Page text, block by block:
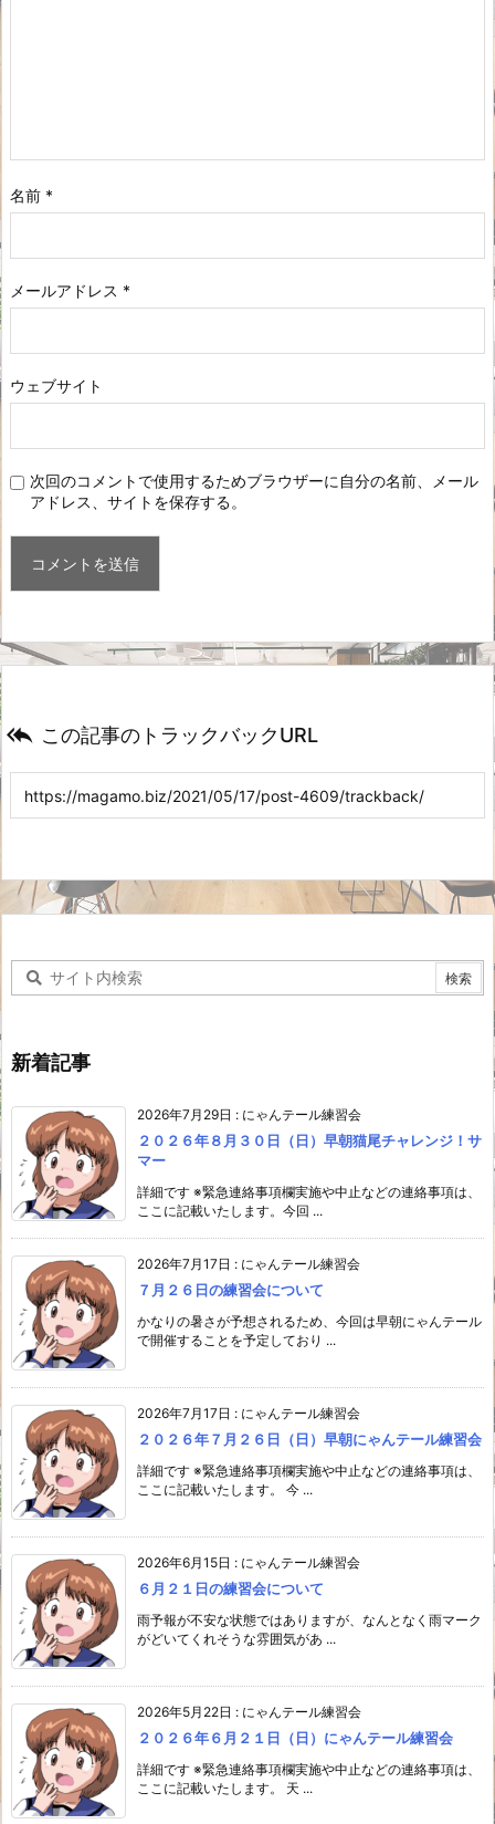
名前 *
メールアドレス *
ウェブサイト
次回のコメントで使用するためブラウザーに自分の名前、メール
アドレス、サイトを保存する。
 この記事のトラックバックURL
新着記事
2026年7月29日 : にゃんテール練習会
２０２６年８月３０日（日）早朝猫尾チャレンジ！サ
マー
詳細です ※緊急連絡事項欄実施や中止などの連絡事項は、
ここに記載いたします。今回 ...
2026年7月17日 : にゃんテール練習会
７月２６日の練習会について
かなりの暑さが予想されるため、今回は早朝にゃんテール
で開催することを予定しており ...
2026年7月17日 : にゃんテール練習会
２０２６年７月２６日（日）早朝にゃんテール練習会
詳細です ※緊急連絡事項欄実施や中止などの連絡事項は、
ここに記載いたします。 今 ...
2026年6月15日 : にゃんテール練習会
６月２１日の練習会について
雨予報が不安な状態ではありますが、なんとなく雨マーク
がどいてくれそうな雰囲気があ ...
2026年5月22日 : にゃんテール練習会
２０２６年６月２１日（日）にゃんテール練習会
詳細です ※緊急連絡事項欄実施や中止などの連絡事項は、
ここに記載いたします。 天 ...